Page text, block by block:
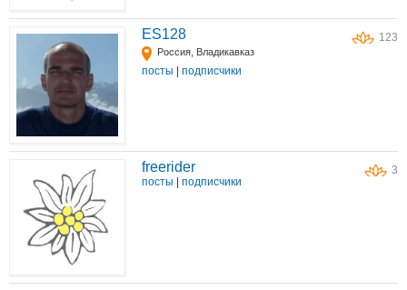
123
ES128
Россия, Владикавказ
посты подписчики
3
freerider
посты | подписчики